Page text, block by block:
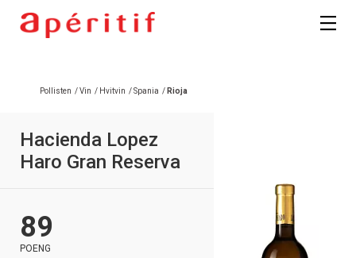
Pollisten /Vin / Hvitvin /Spania / Rioja
Hacienda Lopez
Haro Gran Reserva
89
POENG